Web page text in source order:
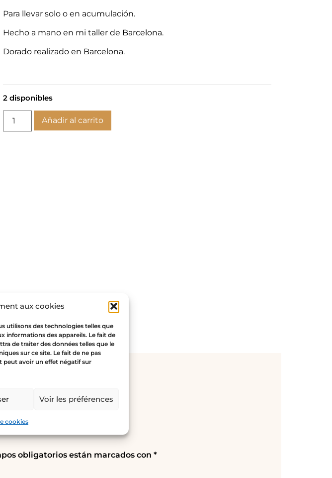
aux cookies
utilisons des technologies telles que
informations des appareils. Le fait de
de traiter des données telles que le
sur ce site. Le fait de ne pas
avoir un effet négatif sur
Voir les préférences
cookies
Para llevar solo o en acumulación.
Hecho a mano en mi taller de Barcelona.
Dorado realizado en Barcelona.
2 disponibles
Añadir al carrito
obligatorios están marcados con *